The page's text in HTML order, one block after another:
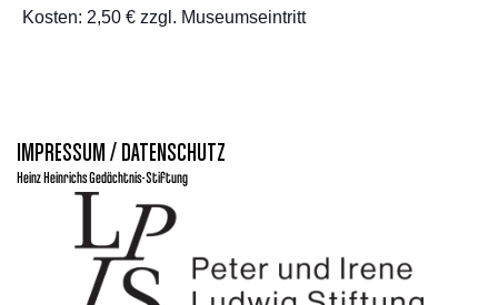
Kosten: 2,50 € zzgl. Museumseintritt
IMPRESSUM / DATENSCHUTZ
Heinz Heinrichs Gedächtnis-Stiftung